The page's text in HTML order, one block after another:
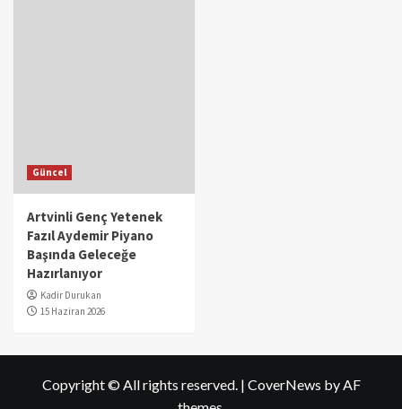
Güncel
Artvinli Genç Yetenek
Fazıl Aydemir Piyano
Başında Geleceğe
Hazırlanıyor
Kadir Durukan
15 Haziran 2026
Copyright © All rights reserved. | CoverNews by AF